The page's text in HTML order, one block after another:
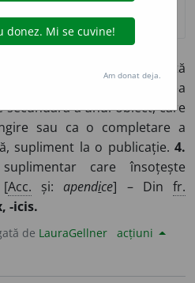
(În forma accentuată
a tubului intestinal, în partea
secundară a unui obiect, care
sau ca o completare a
supliment la o publicație. 4.
care însoțește
[Acc. și:apendice] – Din fr.
-icis.
de LauraGellner acțiuni
Am donat deja.